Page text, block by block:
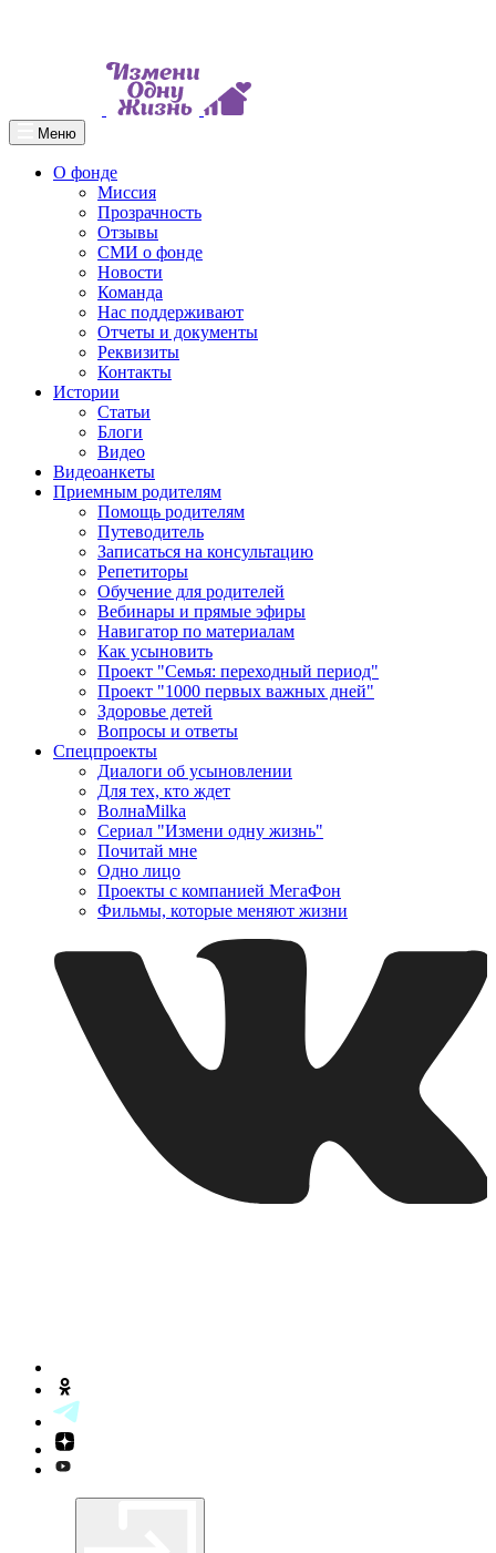
Меню
О фонде
Миссия
Прозрачность
Отзывы
СМИ о фонде
Новости
Команда
Нас поддерживают
Отчеты и документы
Реквизиты
Контакты
Истории
Статьи
Блоги
Видео
Видеоанкеты
Приемным родителям
Помощь родителям
Путеводитель
Записаться на консультацию
Репетиторы
Обучение для родителей
Вебинары и прямые эфиры
Навигатор по материалам
Как усыновить
Проект "Семья: переходный период"
Проект "1000 первых важных дней"
Здоровье детей
Вопросы и ответы
Спецпроекты
Диалоги об усыновлении
Для тех, кто ждет
ВолнаMilka
Сериал "Измени одну жизнь"
Почитай мне
Одно лицо
Проекты с компанией МегаФон
Фильмы, которые меняют жизни